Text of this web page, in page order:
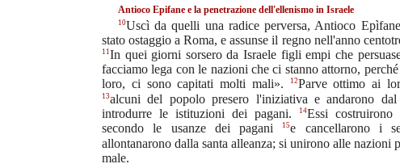
Antioco Epifane e la penetrazione dell'ellenismo in Israele
10Uscì da quelli una radice perversa, Antioco
stato ostaggio a Roma, e assunse il regno nell'anno
11 In quei giorni sorsero da Israele figli empi che
facciamo lega con le nazioni che ci stanno attorno,
loro, ci sono capitati molti mali».
12Parve ottimo ai
13alcuni del popolo presero l'iniziativa e andarono
introdurre le istituzioni dei pagani.
14Essi costruirono
secondo le usanze dei pagani
15e cancellarono i
allontanarono dalla santa alleanza; si unirono alle nazioni
male.